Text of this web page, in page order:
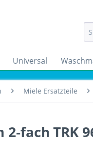
Universal
Miele Ersatzteile
fach TRK